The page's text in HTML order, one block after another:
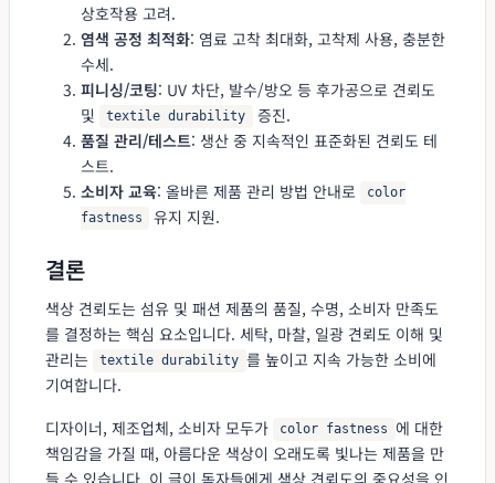
상호작용 고려.
염색 공정 최적화: 염료 고착 최대화, 고착제 사용, 충분한
수세.
피니싱/코팅: UV 차단, 발수/방오 등 후가공으로 견뢰도
및
textile durability
증진.
품질 관리/테스트: 생산 중 지속적인 표준화된 견뢰도 테
스트.
소비자 교육: 올바른 제품 관리 방법 안내로
color
fastness
유지 지원.
결론
색상 견뢰도는 섬유 및 패션 제품의 품질, 수명, 소비자 만족도
를 결정하는 핵심 요소입니다. 세탁, 마찰, 일광 견뢰도 이해 및
관리는
textile durability 를 높이고 지속 가능한 소비에
기여합니다.
디자이너, 제조업체, 소비자 모두가
color fastness 에 대한
책임감을 가질 때, 아름다운 색상이 오래도록 빛나는 제품을 만
들 수 있습니다. 이 글이 독자들에게 색상 견뢰도의 중요성을 인